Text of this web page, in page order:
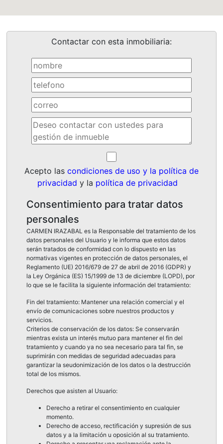
Contactar con esta inmobiliaria:
Acepto las condiciones de uso y la política de
privacidad y la política de privacidad
Consentimiento para tratar datos
personales
CARMEN IRAZABAL es la Responsable del tratamiento de los
datos personales del Usuario y le informa que estos datos
serán tratados de conformidad con lo dispuesto en las
normativas vigentes en protección de datos personales, el
Reglamento (UE) 2016/679 de 27 de abril de 2016 (GDPR) y
la Ley Orgánica (ES) 15/1999 de 13 de diciembre (LOPD), por
lo que se le facilita la siguiente información del tratamiento:
Fin del tratamiento: Mantener una relación comercial y el
envío de comunicaciones sobre nuestros productos y
servicios.
Criterios de conservación de los datos: Se conservarán
mientras exista un interés mutuo para mantener el fin del
tratamiento y cuando ya no sea necesario para tal fin, se
suprimirán con medidas de seguridad adecuadas para
garantizar la seudonimización de los datos o la destrucción
total de los mismos.
Derechos que asisten al Usuario:
Derecho a retirar el consentimiento en cualquier
momento.
Derecho de acceso, rectificación y supresión de sus
datos y a la limitación u oposición al su tratamiento.